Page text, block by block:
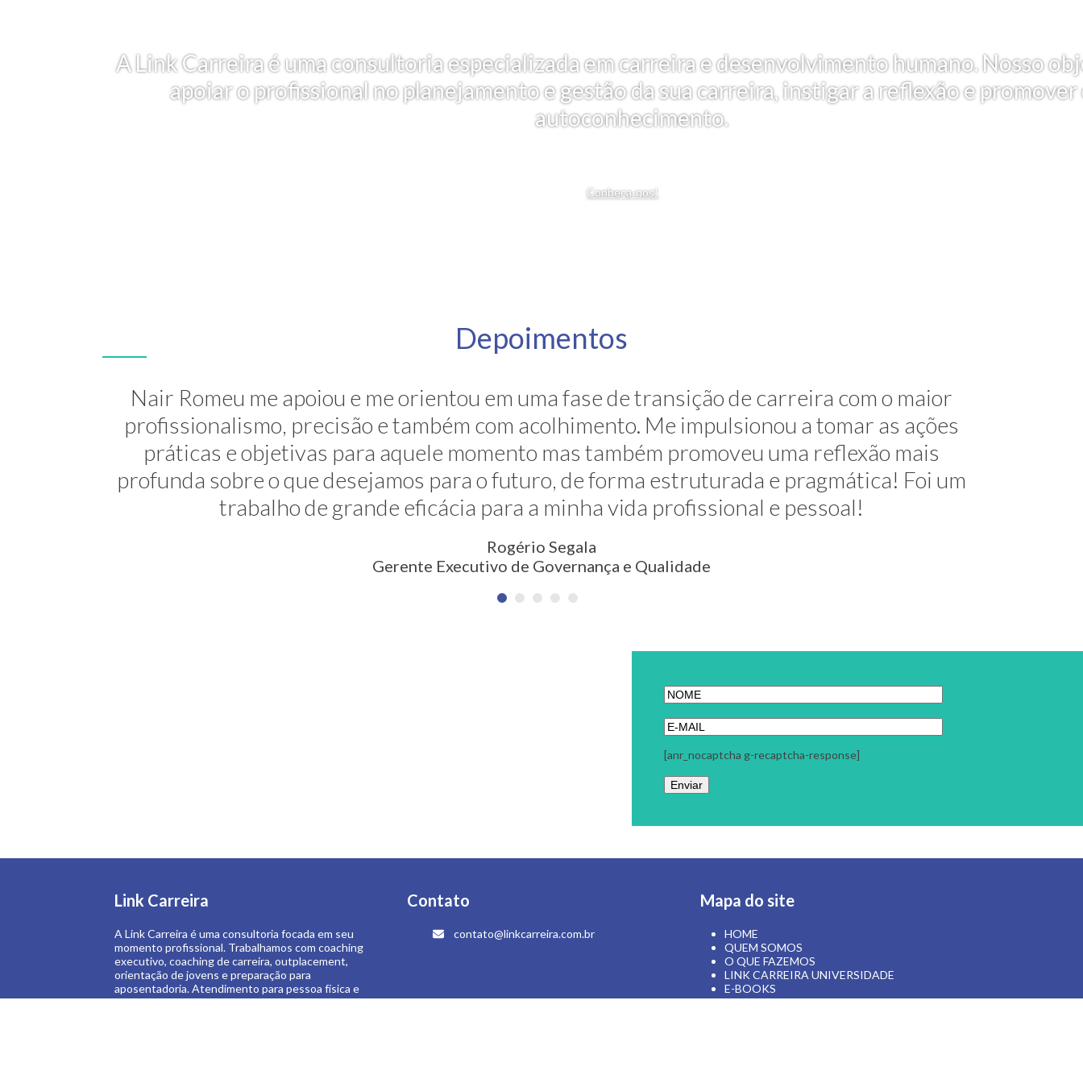
A Link Carreira é uma consultoria especializada em carreira e desenvolvimento humano. Nosso
apoiar o profissional no planejamento e gestão da sua carreira, instigar a reflexão e promover
autoconhecimento.
Conheça-nos!
Depoimentos
Nair Romeu me apoiou e me orientou em uma fase de transição de carreira com o maior
profissionalismo, precisão e também com acolhimento. Me impulsionou a tomar as ações
práticas e objetivas para aquele momento mas também promoveu uma reflexão mais
profunda sobre o que desejamos para o futuro, de forma estruturada e pragmática! Foi um
trabalho de grande eficácia para a minha vida profissional e pessoal!
Rogério Segala
Gerente Executivo de Governança e Qualidade
A Nair é inesquecível! Através de sua grande competência ela me mostrou alternativas na
minha transição de carreira. E ela faz isso de uma maneira muito sútil e elegante. Hoje exerço
uma profissão nunca pensada antes. Meus agradecimentos!
Erica Rodrigues
Consultora em Qualidade, Meio Ambiente, Saúde e Segurança do Trabalho
[anr_nocaptcha g-recaptcha-response]
Link Carreira
A Link Carreira é uma consultoria focada em seu
momento profissional. Trabalhamos com coaching
orientação de jovens e preparação para
aposentadoria. Atendimento para pessoa física e
pessoa jurídica.Saiba Mais >
Contato
contato@linkcarreira.com.br
Mapa do site
HOME
QUEM SOMOS
LINK CARREIRA UNIVERSIDADE
E-BOOKS
ARTIGOS
CONTATO
ÁREA RESTRITA